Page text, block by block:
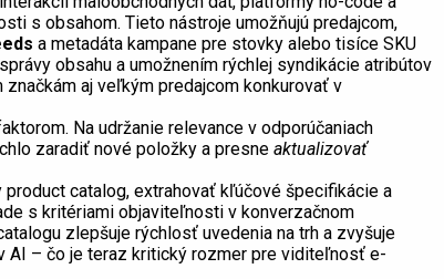
s obsahom. Tieto nástroje umožňujú predajcom,
a metadáta kampane pre stovky alebo tisíce SKU
obsahu a umožnením rýchlej syndikácie atribútov
aj veľkým predajcom konkurovať v
Na udržanie relevance v odporúčaniach
zaradiť nové položky a presne aktualizovať
catalog, extrahovať kľúčové špecifikácie a
s kritériami objaviteľnosti v konverzačnom
zlepšuje rýchlosť uvedenia na trh a zvyšuje
AI – čo je teraz kritický rozmer pre viditeľnosť e-